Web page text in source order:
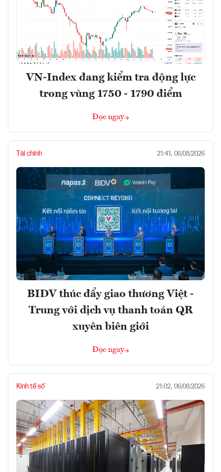
VN-Index đang kiểm tra động lực
trong vùng 1750 - 1790 điểm
Đọc ngay
Tài chính 21:41, 06/08/2026
BIDV thúc đẩy giao thương Việt -
Trung với dịch vụ thanh toán QR
xuyên biên giới
Đọc ngay
Kinh tế số 21:02, 06/08/2026